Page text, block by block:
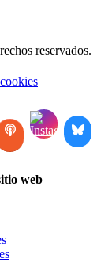
reservados.
web